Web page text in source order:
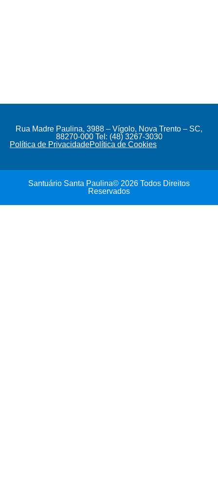
Rua Madre Paulina, 3988 – Vígolo, Nova Trento – SC,
88270-000 Tel: (48) 3267-3030
Política de PrivacidadePolítica de Cookies
Santuário Santa Paulina© 2026 Todos Direitos
Reservados